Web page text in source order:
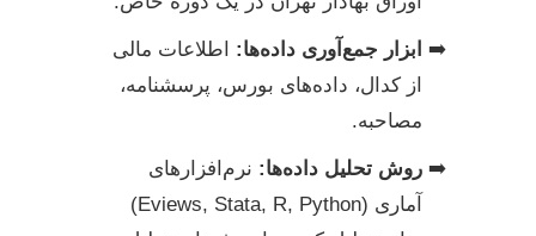
ابزار جمع‌آوری داده‌ها: اطلاعات مالی
از کدال، داده‌های بورس، پرسشنامه،
مصاحبه.
روش تحلیل داده‌ها: نرم‌افزارهای
آماری (Eviews, Stata, R, Python)